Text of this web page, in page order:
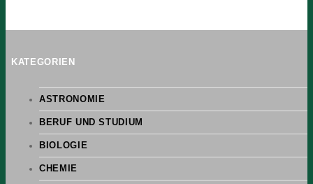
KATEGORIEN
ASTRONOMIE
BERUF UND STUDIUM
BIOLOGIE
CHEMIE